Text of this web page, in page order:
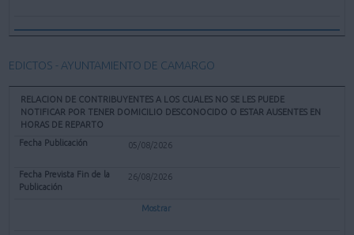
EDICTOS - AYUNTAMIENTO DE CAMARGO
RELACION DE CONTRIBUYENTES A LOS CUALES NO SE LES PUEDE
NOTIFICAR POR TENER DOMICILIO DESCONOCIDO O ESTAR AUSENTES EN
HORAS DE REPARTO
05/08/2026
26/08/2026
Mostrar